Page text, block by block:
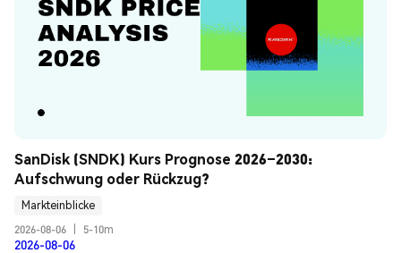
SanDisk (SNDK) Kurs Prognose 2026–2030:
Aufschwung oder Rückzug?
Markteinblicke
2026-08-06
5-10m
2026-08-06